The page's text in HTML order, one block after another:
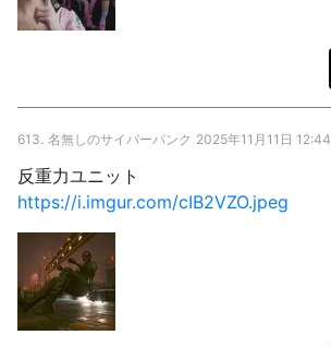
613. 名無しのサイバーパンク 2025年11月11日 12:44
反重力ユニット
https://i.imgur.com/cIB2VZO.jpeg